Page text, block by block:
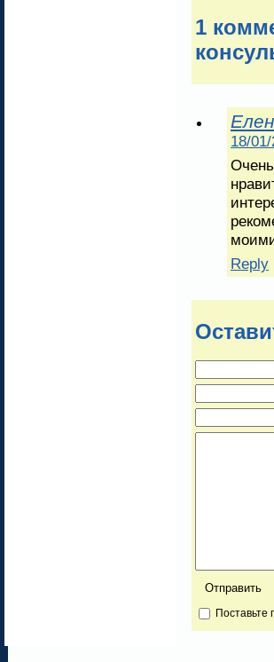
1
18/
Reply
Поставьте